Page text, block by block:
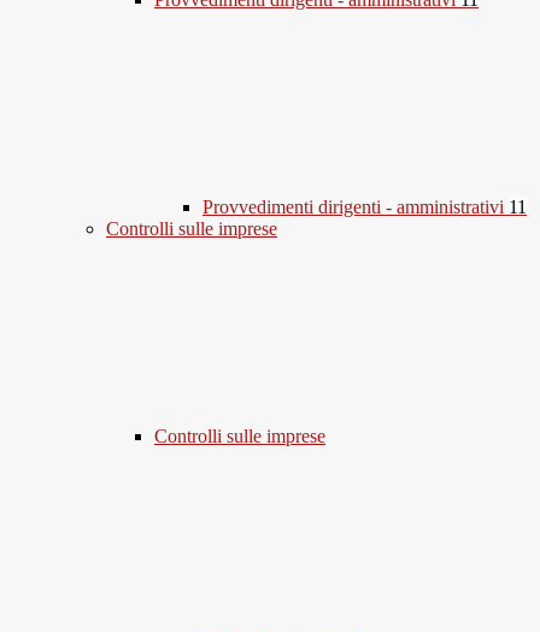
Provvedimenti dirigenti - amministrativi 11
Controlli sulle imprese
Controlli sulle imprese